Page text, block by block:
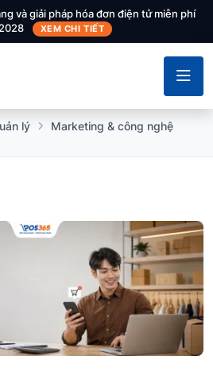
và giải pháp hóa đơn điện tử miễn phí
XEM CHI TIẾT
lý
Marketing & công nghệ